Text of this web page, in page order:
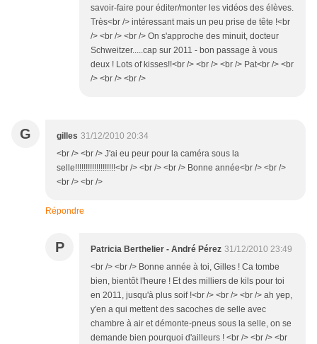
savoir-faire pour éditer/monter les vidéos des élèves.
Très<br /> intéressant mais un peu prise de tête !<br
/> <br /> <br /> On s'approche des minuit, docteur
Schweitzer.....cap sur 2011 - bon passage à vous
deux ! Lots of kisses!!<br /> <br /> <br /> Pat<br /> <br
/> <br /> <br />
G gilles 31/12/2010 20:34
<br /> <br /> J'ai eu peur pour la caméra sous la
selle!!!!!!!!!!!!!!!!!!!<br /> <br /> <br /> Bonne année<br /> <br />
<br /> <br />
Répondre
P Patricia Berthelier - André Pérez 31/12/2010 23:49
<br /> <br /> Bonne année à toi, Gilles ! Ca tombe
bien, bientôt l'heure ! Et des milliers de kils pour toi
en 2011, jusqu'à plus soif !<br /> <br /> <br /> ah yep,
y'en a qui mettent des sacoches de selle avec
chambre à air et démonte-pneus sous la selle, on se
demande bien pourquoi d'ailleurs ! <br /> <br /> <br